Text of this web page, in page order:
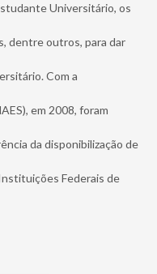
Universitário, os
dentre outros, para dar
Com a
em 2008, foram
da disponibilização de
Federais de